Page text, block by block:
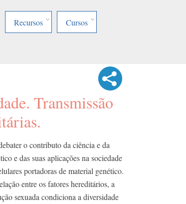
Recursos Cursos
Transmissão
o contributo da ciência e da
e das suas aplicações na sociedade
portadoras de material genético.
entre os fatores hereditários, a
sexuada condiciona a diversidade